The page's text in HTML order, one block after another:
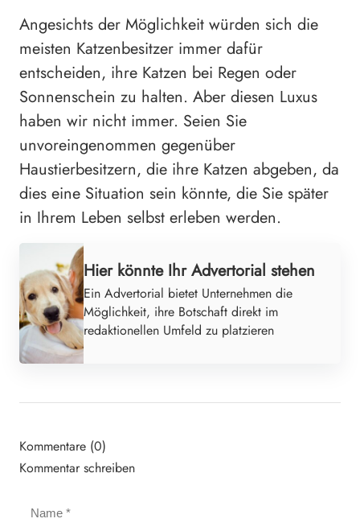
Angesichts der Möglichkeit würden sich die
meisten Katzenbesitzer immer dafür
entscheiden, ihre Katzen bei Regen oder
Sonnenschein zu halten. Aber diesen Luxus
haben wir nicht immer. Seien Sie
unvoreingenommen gegenüber
Haustierbesitzern, die ihre Katzen abgeben, da
dies eine Situation sein könnte, die Sie später
in Ihrem Leben selbst erleben werden.
Hier könnte Ihr Advertorial stehen
Ein Advertorial bietet Unternehmen die
Möglichkeit, ihre Botschaft direkt im
redaktionellen Umfeld zu platzieren
Kommentare (0)
Kommentar schreiben